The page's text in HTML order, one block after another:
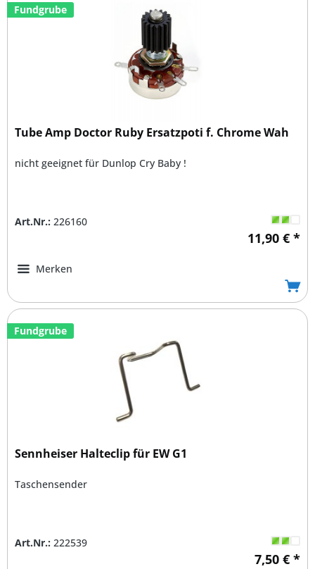
Fundgrube
Tube Amp Doctor Ruby Ersatzpoti f. Chrome Wah
nicht geeignet für Dunlop Cry Baby !
Art.Nr.: 226160
11,90 € *
Merken
Fundgrube
Sennheiser Halteclip für EW G1
Taschensender
Art.Nr.: 222539
7,50 € *